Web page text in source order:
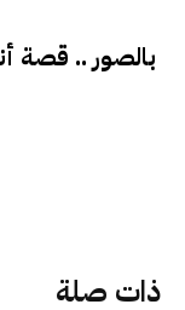
بالصور .. قصة
ذات صلة